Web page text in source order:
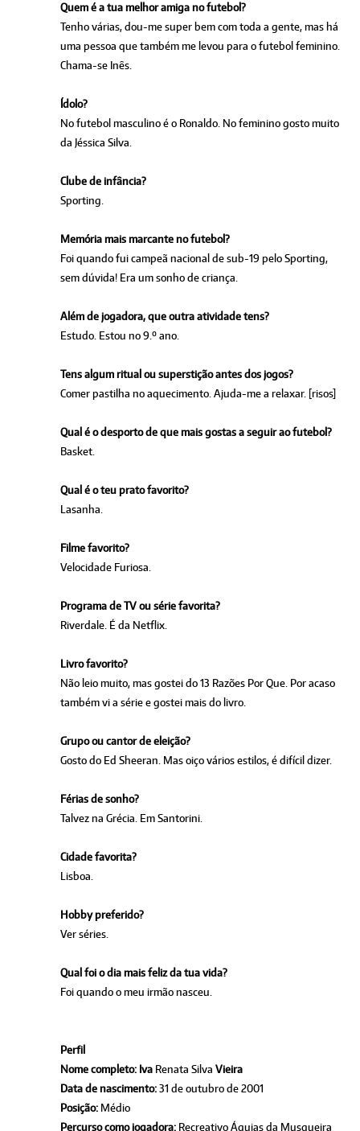
Quem é a tua melhor amiga no futebol?
Tenho várias, dou-me super bem com toda a gente, mas há
uma pessoa que também me levou para o futebol feminino.
Chama-se Inês.
Ídolo?
No futebol masculino é o Ronaldo. No feminino gosto muito
da Jéssica Silva.
Clube de infância?
Sporting.
Memória mais marcante no futebol?
Foi quando fui campeã nacional de sub-19 pelo Sporting,
sem dúvida! Era um sonho de criança.
Além de jogadora, que outra atividade tens?
Estudo. Estou no 9.º ano.
Tens algum ritual ou superstição antes dos jogos?
Comer pastilha no aquecimento. Ajuda-me a relaxar. [risos]
Qual é o desporto de que mais gostas a seguir ao futebol?
Basket.
Qual é o teu prato favorito?
Lasanha.
Filme favorito?
Velocidade Furiosa.
Programa de TV ou série favorita?
Riverdale. É da Netflix.
Livro favorito?
Não leio muito, mas gostei do 13 Razões Por Que. Por acaso
também vi a série e gostei mais do livro.
Grupo ou cantor de eleição?
Gosto do Ed Sheeran. Mas oiço vários estilos, é difícil dizer.
Férias de sonho?
Talvez na Grécia. Em Santorini.
Cidade favorita?
Lisboa.
Hobby preferido?
Ver séries.
Qual foi o dia mais feliz da tua vida?
Foi quando o meu irmão nasceu.
Perfil
Nome completo: Iva Renata Silva Vieira
Data de nascimento:31 de outubro de 2001
Posição: Médio
Percurso como jogadora: Recreativo Águias da Musgueira